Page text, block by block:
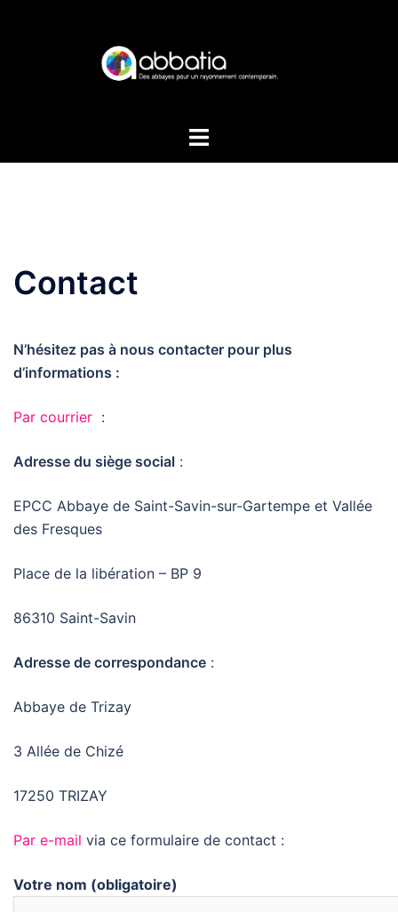
Contact
N’hésitez pas à nous contacter pour plus
d’informations :
Par courrier :
Adresse du siège social :
EPCC Abbaye de Saint-Savin-sur-Gartempe et Vallée
des Fresques
Place de la libération – BP 9
86310 Saint-Savin
Adresse de correspondance :
Abbaye de Trizay
3 Allée de Chizé
17250 TRIZAY
Par e-mail via ce formulaire de contact :
Votre nom (obligatoire)